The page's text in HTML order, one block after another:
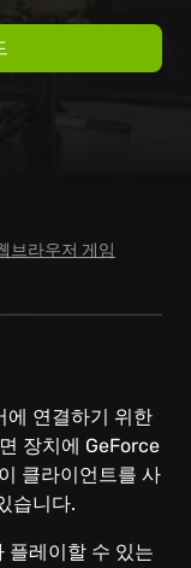
브라우저 게임
에 연결하기 위한
장치에 GeForce
클라이언트를 사
습니다.
플레이할 수 있는